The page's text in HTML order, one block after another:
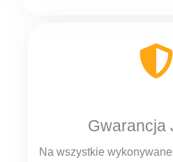
Gwarancja
Na wszystkie